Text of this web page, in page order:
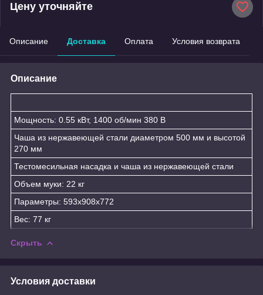
Цену уточняйте
Описание Доставка Оплата Условия возврата
Описание
Мощность: 0.55 кВт, 1400 об/мин 380 В
Чаша из нержавеющей стали диаметром 500 мм и высотой
270 мм
Тестомесильная насадка и чаша из нержавеющей стали
Объем муки: 22 кг
Параметры: 593x908x772
Вес: 77 кг
Скрыть
Условия доставки